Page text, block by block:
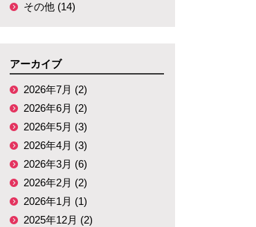
その他 (14)
アーカイブ
2026年7月 (2)
2026年6月 (2)
2026年5月 (3)
2026年4月 (3)
2026年3月 (6)
2026年2月 (2)
2026年1月 (1)
2025年12月 (2)